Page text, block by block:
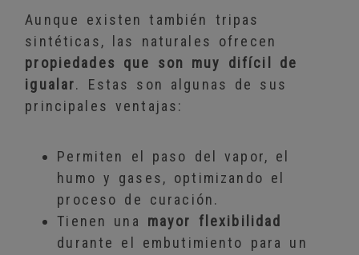
Aunque existen también tripas
sintéticas, las naturales ofrecen
propiedades que son muy difícil de
igualar. Estas son algunas de sus
principales ventajas:
Permiten el paso del vapor, el
humo y gases, optimizando el
proceso de curación.
Tienen una
mayor flexibilidad
durante el embutimiento para un